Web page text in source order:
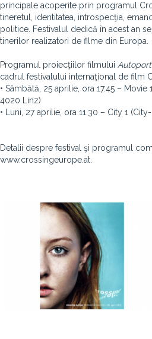
principale acoperite prin programul
tineretul, identitatea, introspecţia,
politice. Festivalul dedică în acest an
tinerilor realizatori de filme din Europa.
Programul proiecţiilor filmului
cadrul festivalului internaţional de film
• Sâmbătă, 25 aprilie, ora 17.45 – Movie
4020 Linz)
• Luni, 27 aprilie, ora 11.30 – City 1
Detalii despre festival şi programul
www.crossingeurope.at.